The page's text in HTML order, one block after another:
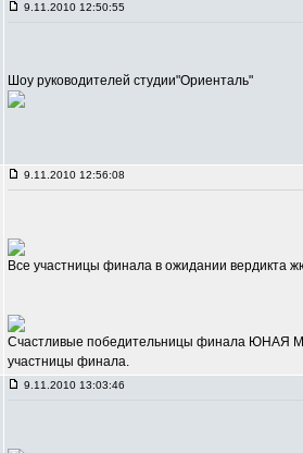
9.11.2010 12:50:55
Шоу руководителей студии"Ориенталь"
9.11.2010 12:56:08
Все участницы финала в ожидании вердикта
Счастливые победительницы финала ЮНАЯ
участницы финала.
9.11.2010 13:03:46